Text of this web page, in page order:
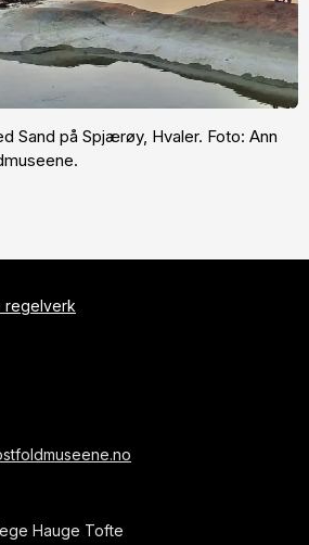
Sand på Spjærøy, Hvaler. Foto: Ann
regelverk
Hauge Tofte